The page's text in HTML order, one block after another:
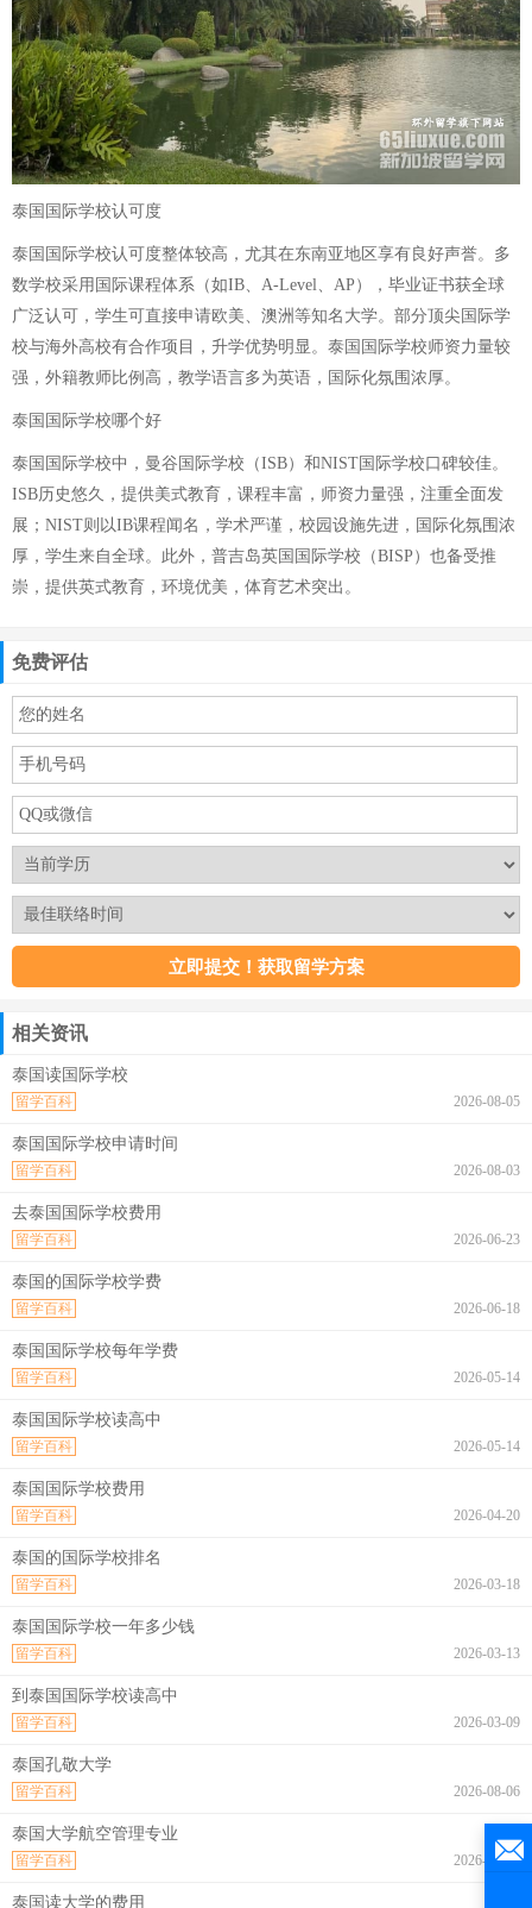
泰国国际学校认可度
泰国国际学校认可度整体较高，尤其在东南亚地区享有良好声誉。多
数学校采用国际课程体系（如IB、A-Level、AP），毕业证书获全球
广泛认可，学生可直接申请欧美、澳洲等知名大学。部分顶尖国际学
校与海外高校有合作项目，升学优势明显。泰国国际学校师资力量较
强，外籍教师比例高，教学语言多为英语，国际化氛围浓厚。
泰国国际学校哪个好
泰国国际学校中，曼谷国际学校（ISB）和NIST国际学校口碑较佳。
ISB历史悠久，提供美式教育，课程丰富，师资力量强，注重全面发
展；NIST则以IB课程闻名，学术严谨，校园设施先进，国际化氛围浓
厚，学生来自全球。此外，普吉岛英国国际学校（BISP）也备受推
崇，提供英式教育，环境优美，体育艺术突出。
免费评估
相关资讯
泰国读国际学校
2026-08-05
留学百科
泰国国际学校申请时间
2026-08-03
留学百科
去泰国国际学校费用
2026-06-23
留学百科
泰国的国际学校学费
2026-06-18
留学百科
泰国国际学校每年学费
2026-05-14
留学百科
泰国国际学校读高中
2026-05-14
留学百科
泰国国际学校费用
2026-04-20
留学百科
泰国的国际学校排名
2026-03-18
留学百科
泰国国际学校一年多少钱
2026-03-13
留学百科
到泰国国际学校读高中
2026-03-09
留学百科
泰国孔敬大学
2026-08-06
留学百科
泰国大学航空管理专业
2026-08-06
留学百科
泰国读大学的费用